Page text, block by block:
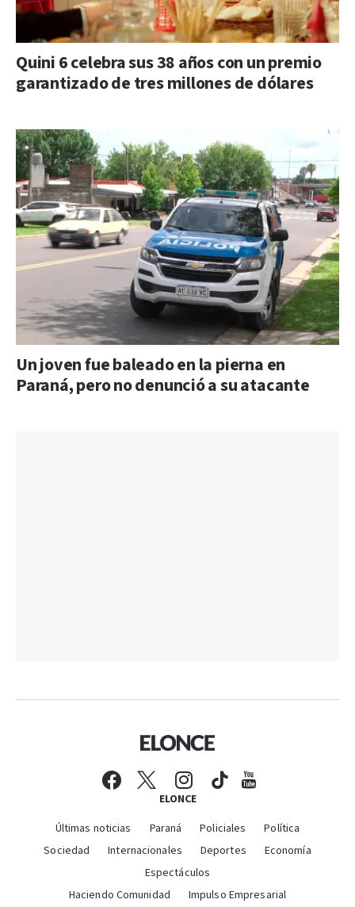
Quini 6 celebra sus 38 años con un premio
garantizado de tres millones de dólares
Un joven fue baleado en la pierna en
Paraná, pero no denunció a su atacante
ELONCE
Últimas noticias Paraná Policiales
Política
Sociedad
Internacionales Deportes
Economía
Espectáculos
Haciendo Comunidad
Impulso Empresarial